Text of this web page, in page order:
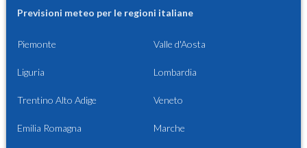
Previsioni meteo per le regioni italiane
Piemonte Valle d'Aosta
Liguria Lombardia
Trentino Alto Adige Veneto
Emilia Romagna Marche